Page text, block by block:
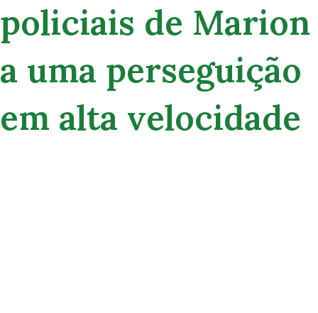
policiais de Marion
a uma perseguição
em alta velocidade